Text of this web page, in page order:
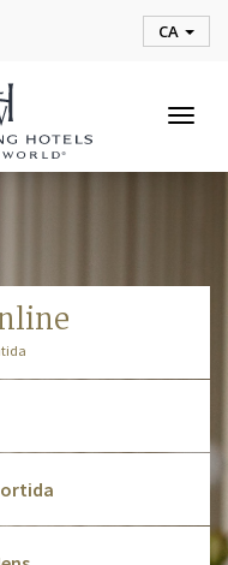
CA